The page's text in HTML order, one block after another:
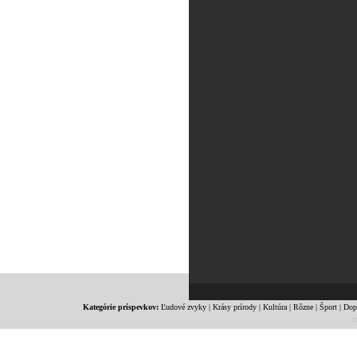
Kategórie príspevkov: Ľudové zvyky| Krásy prírody| Kultúra| Rôzne| Šport|